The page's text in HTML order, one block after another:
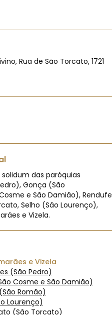
Rua de São Torcato, 1721
das paróquias
Gonça (São
e São Damião), Rendufe
Selho (São Lourenço),
e Vizela.
e Vizela
(São Pedro)
Cosme e São Damião)
Romão)
Lourenço)
(São Torcato)